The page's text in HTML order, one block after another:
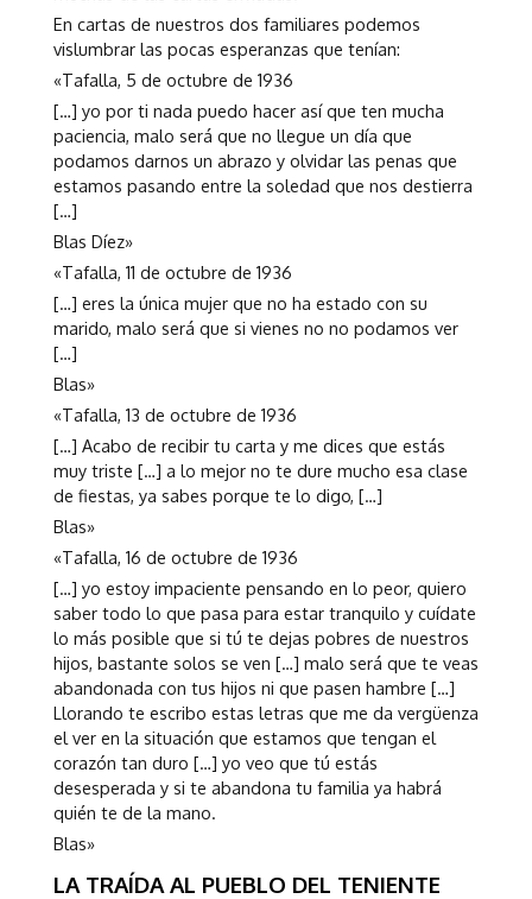
En cartas de nuestros dos familiares podemos
vislumbrar las pocas esperanzas que tenían:
«Tafalla, 5 de octubre de 1936
[…] yo por ti nada puedo hacer así que ten mucha
paciencia, malo será que no llegue un día que
podamos darnos un abrazo y olvidar las penas que
estamos pasando entre la soledad que nos destierra
[…]
Blas Díez»
«Tafalla, 11 de octubre de 1936
[…] eres la única mujer que no ha estado con su
marido, malo será que si vienes no no podamos ver
[…]
Blas»
«Tafalla, 13 de octubre de 1936
[…] Acabo de recibir tu carta y me dices que estás
muy triste […] a lo mejor no te dure mucho esa clase
de fiestas, ya sabes porque te lo digo, […]
Blas»
«Tafalla, 16 de octubre de 1936
[…] yo estoy impaciente pensando en lo peor, quiero
saber todo lo que pasa para estar tranquilo y cuídate
lo más posible que si tú te dejas pobres de nuestros
hijos, bastante solos se ven […] malo será que te veas
abandonada con tus hijos ni que pasen hambre […]
Llorando te escribo estas letras que me da vergüenza
el ver en la situación que estamos que tengan el
corazón tan duro […] yo veo que tú estás
desesperada y si te abandona tu familia ya habrá
quién te de la mano.
Blas»
LA TRAÍDA AL PUEBLO DEL TENIENTE